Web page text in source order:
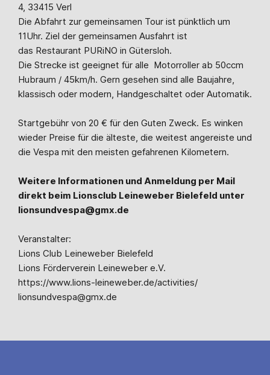
4, 33415 Verl
Die Abfahrt zur gemeinsamen Tour ist pünktlich um
11Uhr. Ziel der gemeinsamen Ausfahrt ist
das Restaurant PURiNO in Gütersloh.
Die Strecke ist geeignet für alle Motorroller ab 50ccm
Hubraum / 45km/h. Gern gesehen sind alle Baujahre,
klassisch oder modern, Handgeschaltet oder Automatik.
Startgebühr von 20 € für den Guten Zweck. Es winken
wieder Preise für die älteste, die weitest angereiste und
die Vespa mit den meisten gefahrenen Kilometern.
Weitere Informationen und Anmeldung per Mail
direkt beim Lionsclub Leineweber Bielefeld unter
lionsundvespa@gmx.de
Veranstalter:
Lions Club Leineweber Bielefeld
Lions Förderverein Leineweber e.V.
https://www.lions-leineweber.de/activities/
lionsundvespa@gmx.de